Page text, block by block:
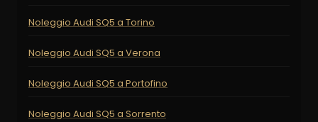
Noleggio Audi SQ5 a Torino
Noleggio Audi SQ5 a Verona
Noleggio Audi SQ5 a Portofino
Noleggio Audi SQ5 a Sorrento